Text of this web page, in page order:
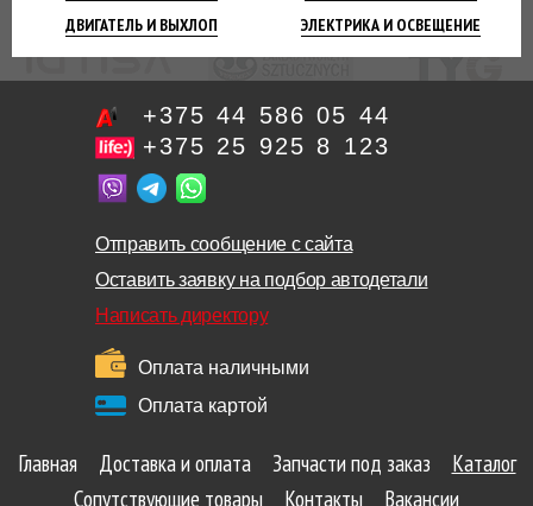
ДВИГАТЕЛЬ И ВЫХЛОП ЭЛЕКТРИКА И ОСВЕЩЕНИЕ
+375 44 586 05 44
+375 25 925 8 123
Отправить сообщение с сайта
Оставить заявку на подбор автодетали
Написать директору
Оплата наличными
Оплата картой
Главная Доставка и оплата Запчасти под заказ
Каталог
Сопутствующие товары
Контакты Вакансии